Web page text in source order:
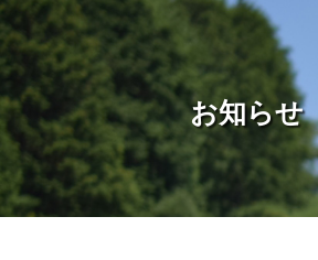
お知らせ